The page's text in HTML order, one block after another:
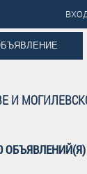
И
ОБЪЯВЛЕНИЙ(Я)